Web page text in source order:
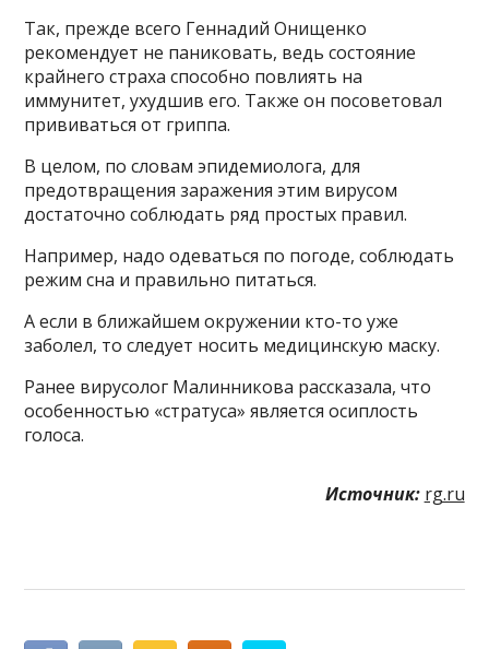
Так, прежде всего Геннадий Онищенко
рекомендует не паниковать, ведь состояние
крайнего страха способно повлиять на
иммунитет, ухудшив его. Также он посоветовал
прививаться от гриппа.
В целом, по словам эпидемиолога, для
предотвращения заражения этим вирусом
достаточно соблюдать ряд простых правил.
Например, надо одеваться по погоде, соблюдать
режим сна и правильно питаться.
А если в ближайшем окружении кто-то уже
заболел, то следует носить медицинскую маску.
Ранее вирусолог Малинникова рассказала, что
особенностью «стратуса» является осиплость
голоса.
Источник: rg.ru